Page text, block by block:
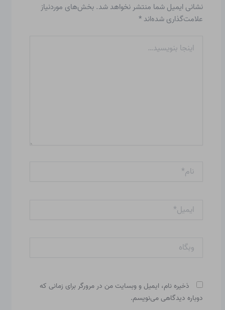
نشانی ایمیل شما منتشر نخواهد شد. بخش‌های موردنیاز
علامت‌گذاری شده‌اند*
بنویسید…
ایمیل*
ذخیره نام، ایمیل و وبسایت من در مرورگر برای زمانی که
دوباره دیدگاهی می‌نویسم.